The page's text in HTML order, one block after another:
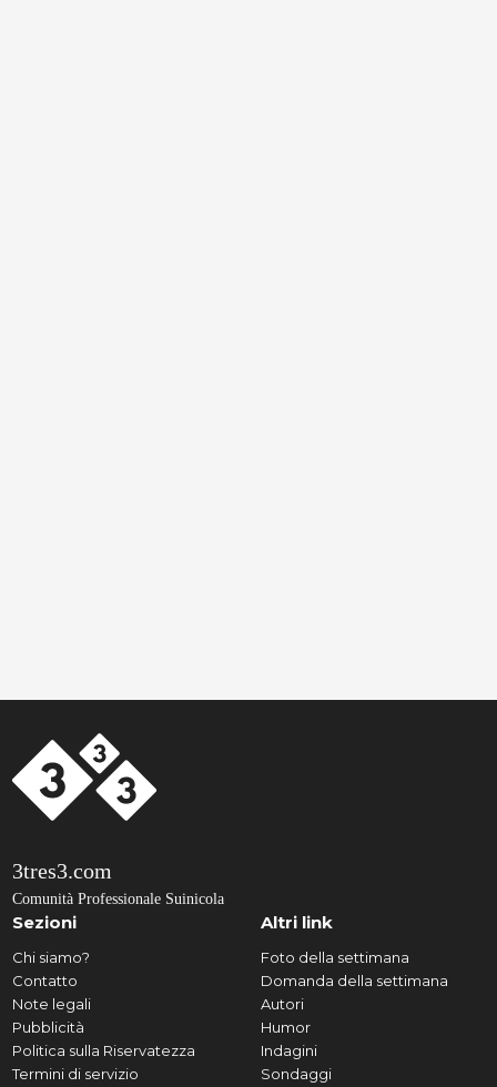
3tres3.com
Comunità Professionale Suinicola
Sezioni
Chi siamo?
Contatto
Note legali
Pubblicità
Politica sulla Riservatezza
Termini di servizio
Altri link
Foto della settimana
Domanda della settimana
Autori
Humor
Indagini
Sondaggi